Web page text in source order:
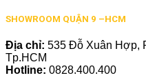
SHOWROOM QUẬN 9 –HCM
Địa chỉ: 535 Đỗ Xuân Hợp,
Tp.HCM
Hotline: 0828.400.400